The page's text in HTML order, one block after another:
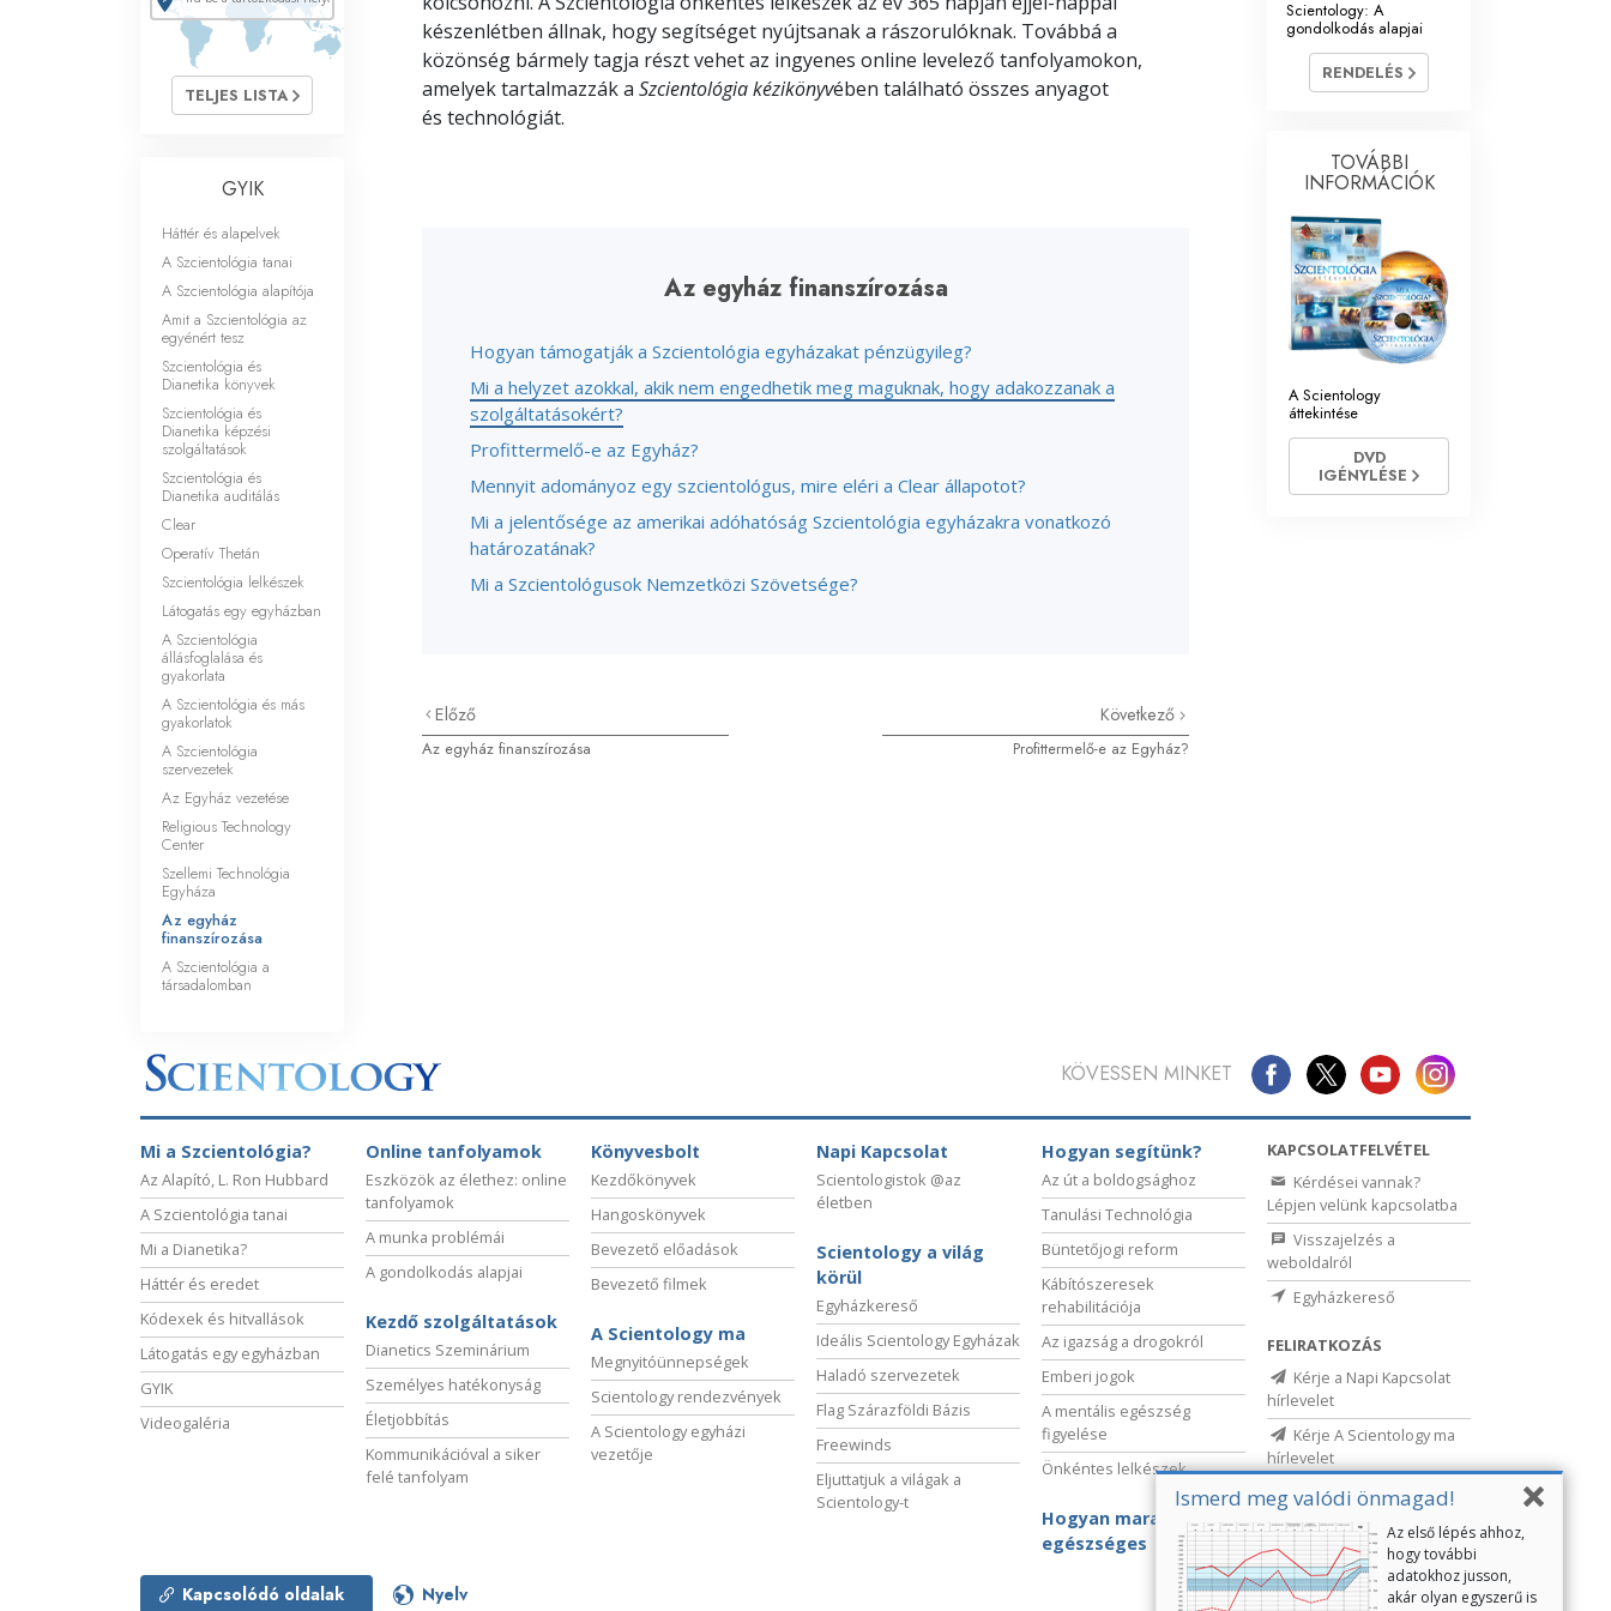
Mi a nagyság?
Megoldások a drogokra
Az etika és az állapotok
Az elnyomás oka
A szervezés alapjai
A tanulás technológiája
készenlétben állnak, hogy segítséget nyújtsanak a rászorulóknak. Továbbá a
közönség bármely tagja részt vehet az ingyenes online levelező tanfolyamokon,
amelyek tartalmazzák a Szcientológia kézikönyvében található összes anyagot
és technológiát.
Az egyház finanszírozása
Hogyan támogatják a Szcientológia egyházakat pénzügyileg?
Mi a helyzet azokkal, akik nem engedhetik meg maguknak, hogy adakozzanak a
szolgáltatásokért?
Profittermelő-e az Egyház?
Mennyit adományoz egy szcientológus, mire eléri a Clear állapotot?
Mi a jelentősége az amerikai adóhatóság Szcientológia egyházakra vonatkozó
határozatának?
Mi a Szcientológusok Nemzetközi Szövetsége?
Előző
Az egyház finanszírozása
Következő
Profittermelő-e az Egyház?
TELJES LISTA
GYIK
Háttér és alapelvek
A Szcientológia tanai
A Szcientológia alapítója
Amit a Szcientológia az
egyénért tesz
Szcientológia és
Dianetika könyvek
Szcientológia és
Dianetika képzési
szolgáltatások
Szcientológia és
Dianetika auditálás
Clear
Operatív Thetán
Szcientológia lelkészek
Látogatás egy egyházban
A Szcientológia
állásfoglalása és
gyakorlata
A Szcientológia és más
gyakorlatok
A Szcientológia
szervezetek
Az Egyház vezetése
Religious Technology
Center
Szellemi Technológia
Egyháza
Az egyház
finanszírozása
A Szcientológia a
társadalomban
Scientology: A
gondolkodás alapjai
RENDELÉS
TOVÁBBI
INFORMÁCIÓK
A Scientology
áttekintése
DVD
IGÉNYLÉSE
Ismerd meg valódi önmagad!
Az első lépés ahhoz,
hogy további
adatokhoz jusson,
akár olyan egyszerű is
KÖVESSEN MINKET
Mi a Szcientológia?
Az Alapító, L. Ron Hubbard
A Szcientológia tanai
Mi a Dianetika?
Háttér és eredet
Kódexek és hitvallások
Látogatás egy egyházban
GYIK
Videogaléria
Online tanfolyamok
Eszközök az élethez: online
tanfolyamok
A munka problémái
A gondolkodás alapjai
Kezdő szolgáltatások
Dianetics Szeminárium
Személyes hatékonyság
Életjobbítás
Kommunikációval a siker
felé tanfolyam
Könyvesbolt
Kezdőkönyvek
Hangoskönyvek
Bevezető előadások
Bevezető filmek
A Scientology ma
Megnyitóünnepségek
Scientology rendezvények
A Scientology egyházi
vezetője
Napi Kapcsolat
Scientologistok @az
életben
Scientology a világ
körül
Egyházkereső
Ideális Scientology Egyházak
Haladó szervezetek
Flag Szárazföldi Bázis
Freewinds
Eljuttatjuk a világak a
Scientology-t
Hogyan segítünk?
Az út a boldogsághoz
Tanulási Technológia
Büntetőjogi reform
Kábítószeresek
rehabilitációja
Az igazság a drogokról
Emberi jogok
A mentális egészség
figyelése
Önkéntes lelkészek
Hogyan maradj
egészséges
KAPCSOLATFELVÉTEL
Kérdései vannak?
Lépjen velünk kapcsolatba
Visszajelzés a
weboldalról
Egyházkereső
FELIRATKOZÁS
Kérje a Napi Kapcsolat
hírlevelet
Kérje A Scientology ma
hírlevelet
Kapcsolódó oldalak Nyelv